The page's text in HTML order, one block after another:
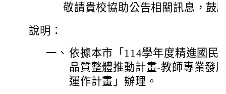
敬請貴校協助公告相關訊息，鼓
說明：
一、 依據本市「114學年度精進國民
品質整體推動計畫-教師專業發
運作計畫」辦理。